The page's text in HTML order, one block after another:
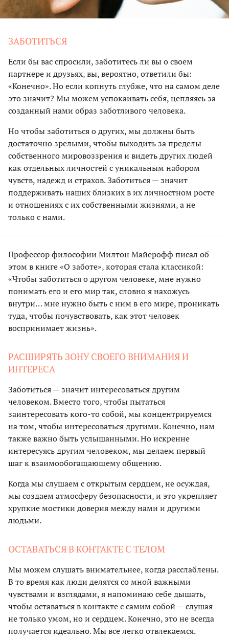
ЗАБОТИТЬСЯ
Если бы вас спросили, заботитесь ли вы о своем
партнере и друзьях, вы, вероятно, ответили бы:
«Конечно». Но если копнуть глубже, что на самом деле
это значит? Мы можем успокаивать себя, цепляясь за
созданный нами образ заботливого человека.
Но чтобы заботиться о других, мы должны быть
достаточно зрелыми, чтобы выходить за пределы
собственного мировоззрения и видеть других людей
как отдельных личностей с уникальным набором
чувств, надежд и страхов. Заботиться — значит
поддерживать наших близких в их личностном росте
и отношениях с их собственными жизнями, а не
только с нами.
Профессор философии Милтон Майерофф писал об
этом в книге «О заботе», которая стала классикой:
«Чтобы заботиться о другом человеке, мне нужно
понимать его и его мир так, словно я нахожусь
внутри… мне нужно быть с ним в его мире, проникать
туда, чтобы почувствовать, как этот человек
воспринимает жизнь».
РАСШИРЯТЬ ЗОНУ СВОЕГО ВНИМАНИЯ И
ИНТЕРЕСА
Заботиться — значит интересоваться другим
человеком. Вместо того, чтобы пытаться
заинтересовать кого-то собой, мы концентрируемся
на том, чтобы интересоваться другими. Конечно, нам
также важно быть услышанными. Но искренне
интересуясь другим человеком, мы делаем первый
шаг к взаимообогащающему общению.
Когда мы слушаем с открытым сердцем, не осуждая,
мы создаем атмосферу безопасности, и это укрепляет
хрупкие мостики доверия между нами и другими
людьми.
ОСТАВАТЬСЯ В КОНТАКТЕ С ТЕЛОМ
Мы можем слушать внимательнее, когда расслаблены.
В то время как люди делятся со мной важными
чувствами и взглядами, я напоминаю себе дышать,
чтобы оставаться в контакте с самим собой — слушая
не только умом, но и сердцем. Конечно, это не всегда
получается идеально. Мы все легко отвлекаемся.